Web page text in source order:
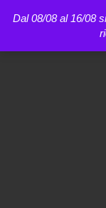
Dal 08/08 al 16/08